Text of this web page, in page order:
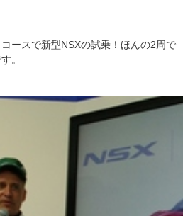
ースで新型NSXの試乗！ほんの2周で
。